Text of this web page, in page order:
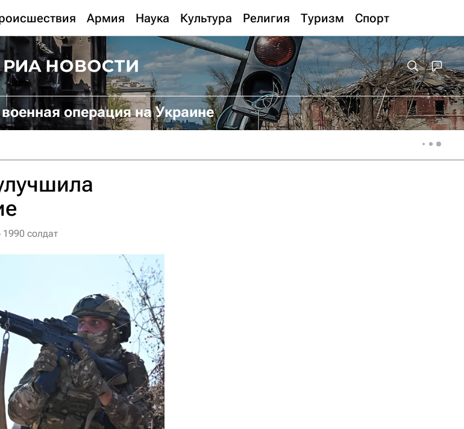
Армия Наука Культура Религия Туризм Спорт
операция на Украине
солдат